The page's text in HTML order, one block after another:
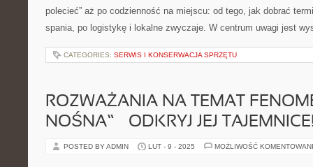
polecieć” aż po codzienność na miejscu: od tego, jak dobrać
spania, po logistykę i lokalne zwyczaje. W centrum uwagi jest
CATEGORIES: SERWIS I KONSERWACJA SPRZĘTU
ROZWAŻANIA NA TEMAT
NOŚNA” – ODKRYJ JEJ
POSTED BY ADMIN LUT - 9 - 2025 MOŻLIWOŚĆ